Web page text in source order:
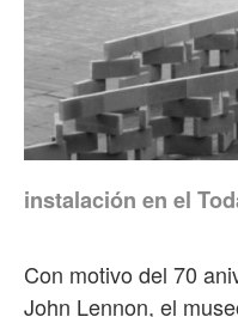
instalación en el
Con motivo del 70
John Lennon, el